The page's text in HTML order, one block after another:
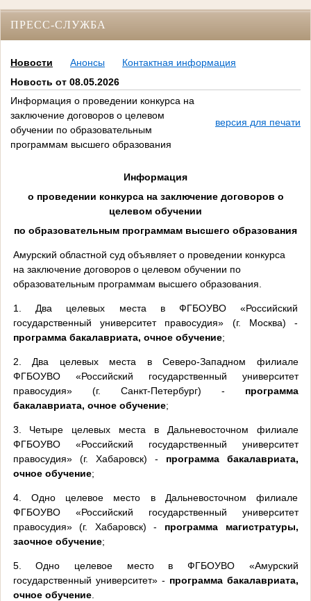
ПРЕСС-СЛУЖБА
Новости Анонсы
Контактная информация
Новость от 08.05.2026
Информация о проведении конкурса на
заключение договоров о целевом
обучении по образовательным
программам высшего образования
версия для печати
Информация
о проведении конкурса на заключение договоров о
целевом обучении
по образовательным программам высшего образования
Амурский областной суд объявляет о проведении конкурса
на заключение договоров о целевом обучении по
образовательным программам высшего образования.
1. Два целевых места в ФГБОУВО «Российский
государственный университет правосудия» (г. Москва) -
программа бакалавриата, очное обучение;
2. Два целевых места в Северо-Западном филиале
ФГБОУВО «Российский государственный университет
правосудия» (г. Санкт-Петербург) - программа
бакалавриата, очное обучение;
3. Четыре целевых места в Дальневосточном филиале
ФГБОУВО «Российский государственный университет
правосудия» (г. Хабаровск) - программа бакалавриата,
очное обучение;
4. Одно целевое место в Дальневосточном филиале
ФГБОУВО «Российский государственный университет
правосудия» (г. Хабаровск) - программа магистратуры,
заочное обучение;
5. Одно целевое место в ФГБОУВО «Амурский
государственный университет» - программа бакалавриата,
очное обучение.